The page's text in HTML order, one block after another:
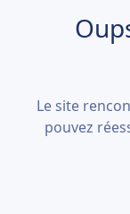
Le site
pouvez